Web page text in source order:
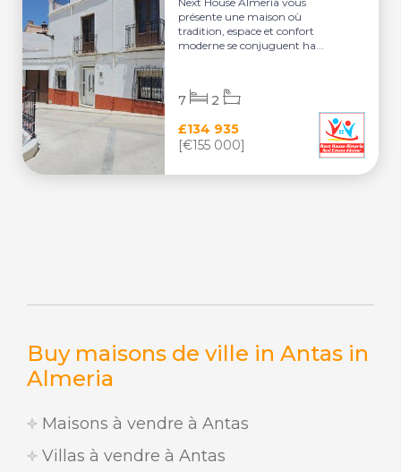
Buy maisons de ville in Antas in
Almeria
Maisons à vendre à Antas
Villas à vendre à Antas
présente une maison où
tradition, espace et confort
moderne se conjuguent ha...
£134 935
[€155 000]
7 2